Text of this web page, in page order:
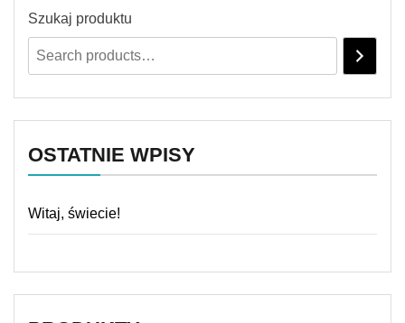
Szukaj produktu
OSTATNIE WPISY
Witaj, świecie!